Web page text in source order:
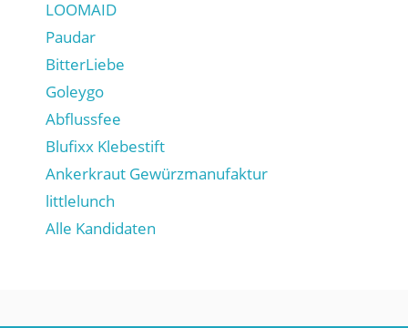
LOOMAID
Paudar
BitterLiebe
Goleygo
Abflussfee
Blufixx Klebestift
Ankerkraut Gewürzmanufaktur
littlelunch
Alle Kandidaten